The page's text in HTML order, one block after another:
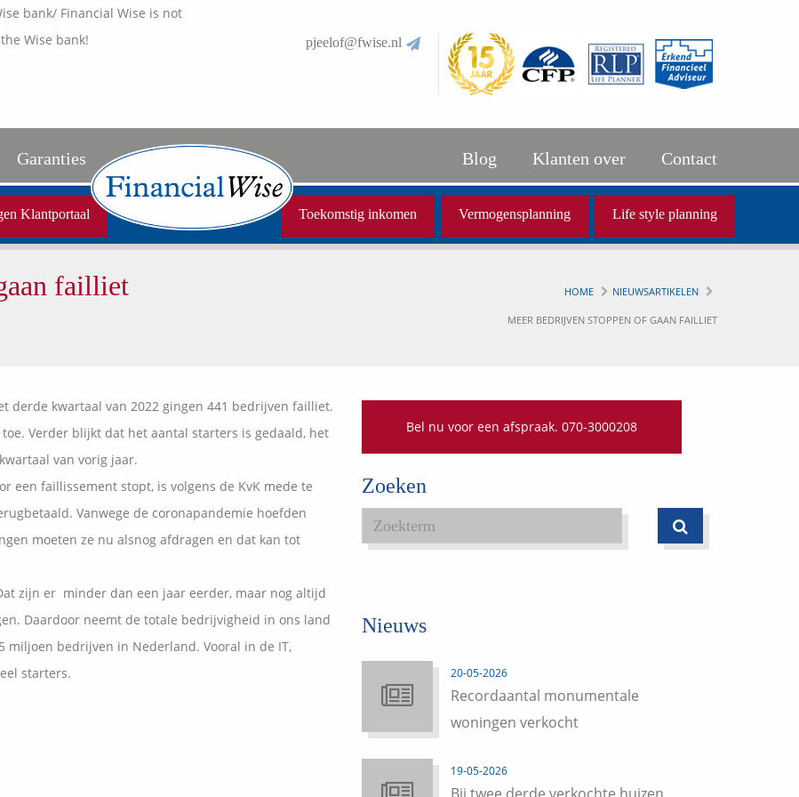
bank/ Financial Wise is not
Wise bank!
pjeelof@fwise.nl
Garanties
Uw garanties
Vergelijkingskaarten
Samenwerkende partners
Expats services
Onderhoudsabonnementen
Contact
Klanten over
Blog
Klantportaal Life style planning
Vermogensplanning
Toekomstig inkomen
failliet HOME NIEUWSARTIKELEN
MEER BEDRIJVEN STOPPEN OF GAAN FAILLIET
derde kwartaal van 2022 gingen 441 bedrijven failliet.
Verder blijkt dat het aantal starters is gedaald, het
van vorig jaar.
een faillissement stopt, is volgens de KvK mede te
Vanwege de coronapandemie hoefden
moeten ze nu alsnog afdragen en dat kan tot
zijn er minder dan een jaar eerder, maar nog altijd
Daardoor neemt de totale bedrijvigheid in ons land
bedrijven in Nederland. Vooral in de IT,
starters.
Bel nu voor een afspraak. 070-3000208
Zoeken
Nieuws
20-05-2026
Recordaantal monumentale
woningen verkocht
19-05-2026